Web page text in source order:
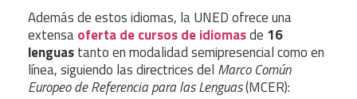
Además de estos idiomas, la UNED ofrece una
extensaoferta de cursos de idiomasde 16
lenguastanto en modalidad semipresencial como en
línea, siguiendo las directrices del Marco Común
Europeo de Referencia para las Lenguas(MCER):